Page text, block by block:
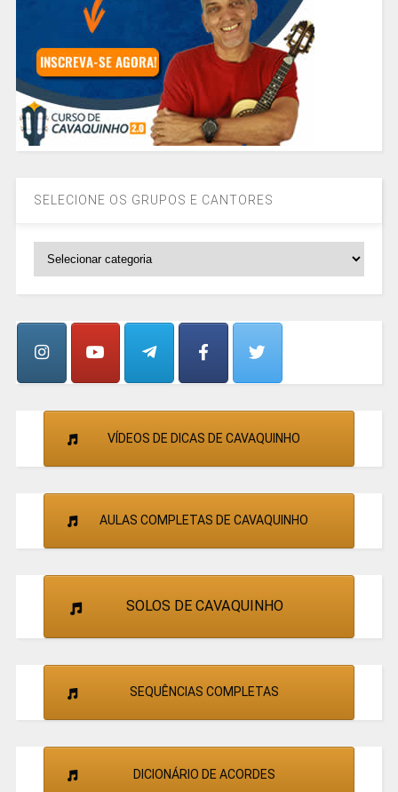
SELECIONE OS GRUPOS E CANTORES
SELECIONE
CANTORES
VÍDEOS DE DICAS DE CAVAQUINHO
AULAS COMPLETAS DE CAVAQUINHO
SOLOS DE CAVAQUINHO
SEQUÊNCIAS COMPLETAS
DICIONÁRIO DE ACORDES